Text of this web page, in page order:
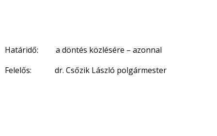
Határidő: a döntés közlésére – azonnal
Felelős: dr. Csőzik László polgármester